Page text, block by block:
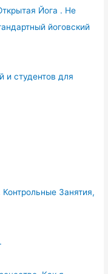
Йога . Не
йоговский
и студентов для
Занятия,